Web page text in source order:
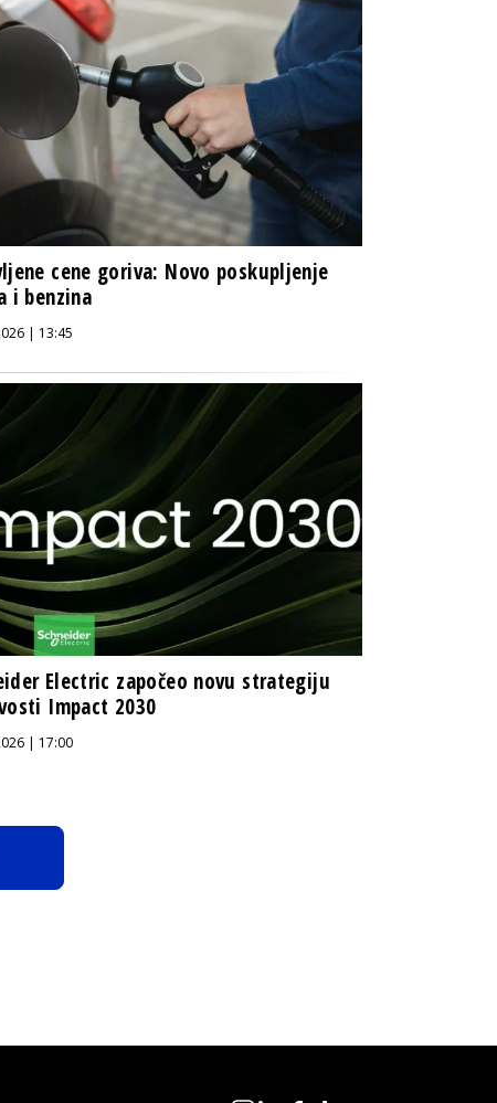
cene goriva: Novo poskupljenje
i benzina
| 13:45
Electric započeo novu strategiju
Impact 2030
| 17:00